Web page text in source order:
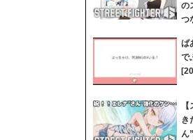
の
つ
ば
で
き
ん